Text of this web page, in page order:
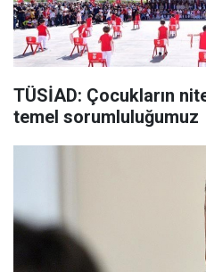
TÜSİAD: Çocukların
temel sorumluluğumuz